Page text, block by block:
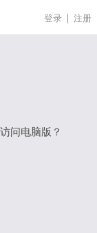
登录 注册
问电脑版？